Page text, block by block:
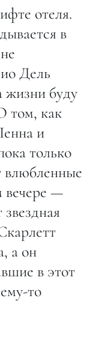
отеля.
в
Дель
жизни буду
том, как
и
только
влюбленные
вечере —
а он
в этот
то